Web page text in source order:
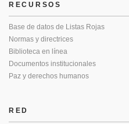
RECURSOS
Base de datos de Listas Rojas
Normas y directrices
Biblioteca en línea
Documentos institucionales
Paz y derechos humanos
RED